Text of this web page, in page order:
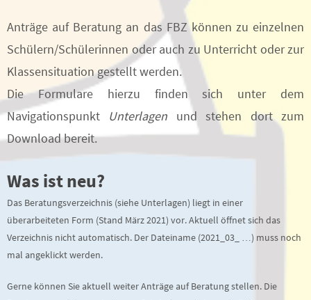
Anträge auf Beratung an das FBZ können zu einzelnen
Schülern/Schülerinnen oder auch zu Unterricht oder zur
Klassensituation gestellt werden.
Die Formulare hierzu finden sich unter dem
Navigationspunkt Unterlagen und stehen dort zum
Download bereit.
Was ist neu?
Das Beratungsverzeichnis (siehe Unterlagen) liegt in einer
überarbeiteten Form (Stand März 2021) vor. Aktuell öffnet sich das
Verzeichnis nicht automatisch. Der Dateiname (2021_03_ …) muss noch
mal angeklickt werden.
Gerne können Sie aktuell weiter Anträge auf Beratung stellen. Die